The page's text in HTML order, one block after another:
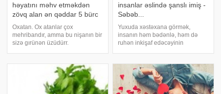
həyatını məhv etməkdən
zövq alan ən qəddar 5 bürc
Oxatan. Ox atanlar çox
mehribandır, amma bu nişanın bir
sizə gırünən üzüdürr.
hədəflərində sizdən istifadə
etmək imkanlarını
qaçırtmayacaqlar. Əgər siz
nəyəsə nail olmaq istəyirsinizs
insanlar əslində şanslı imiş -
Səbəb...
Yuxuda xəstəxana görmək,
insanın həm bədənlə, həm də
ruhən inkişaf edəcəyinin
bütün işləriniz yoluna girər.
Yuxuda xəstə görmək isə iş
yerimnizi dəyişdirməyinizi